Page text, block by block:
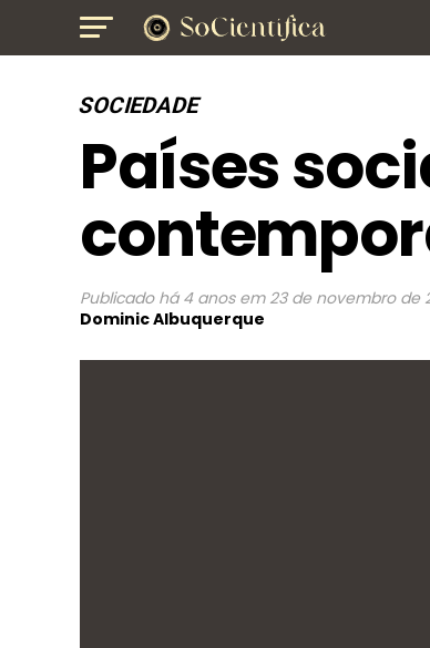
SOCIEDADE
Países
Publicado há 4 anos em 23 de novembro de
Dominic Albuquerque